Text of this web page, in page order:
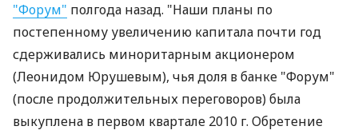
"Форум" полгода назад. "Наши планы по
постепенному увеличению капитала почти год
сдерживались миноритарным акционером
(Леонидом Юрушевым), чья доля в банке "Форум"
(после продолжительных переговоров) была
выкуплена в первом квартале 2010 г. Обретение